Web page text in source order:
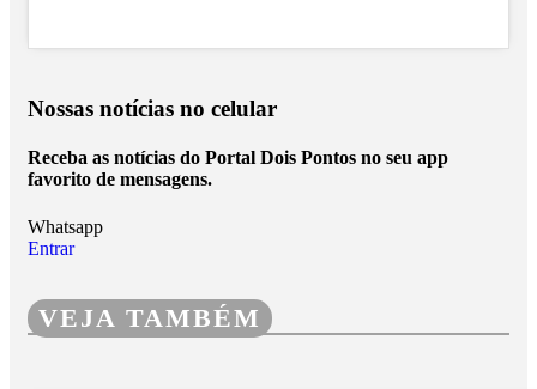
Nossas notícias no celular
Receba as notícias do Portal Dois Pontos no seu app
favorito de mensagens.
Whatsapp
Entrar
VEJA TAMBÉM